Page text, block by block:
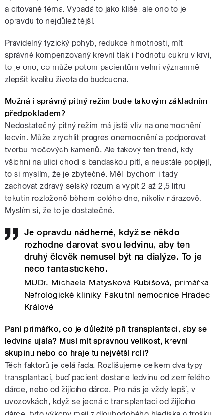
a citované téma. Vypadá to jako klišé, ale ono to je
opravdu to nejdůležitější.
Pravidelný fyzický pohyb, redukce hmotnosti, mít
správně kompenzovaný krevní tlak i hodnotu cukru v krvi,
to je ono, co může potom pacientům velmi významně
zlepšit kvalitu života do budoucna.
Možná i správný pitný režim bude takovým základním
předpokladem?
Nedostatečný pitný režim má jistě vliv na onemocnění
ledvin. Může zrychlit progres onemocnění a podporovat
tvorbu močových kamenů. Ale takový ten trend, kdy
všichni na ulici chodí s bandaskou pití, a neustále popíjejí,
to si myslím, že je zbytečné. Měli bychom i tady
zachovat zdravý selský rozum a vypít 2 až 2,5 litru
tekutin rozloženě během celého dne, nikoliv nárazově.
Myslím si, že to je dostatečné.
Je opravdu nádherné, když se někdo
rozhodne darovat svou ledvinu, aby ten
druhý člověk nemusel být na dialýze. To je
něco fantastického.
MUDr. Michaela Matysková Kubišová, primářka
Nefrologické kliniky Fakultní nemocnice Hradec
Králové
Paní primářko, co je důležité při transplantaci, aby se
ledvina ujala? Musí mít správnou velikost, krevní
skupinu nebo co hraje tu největší roli?
Těch faktorů je celá řada. Rozlišujeme celkem dva typy
transplantací, buď pacient dostane ledvinu od zemřelého
dárce, nebo od žijícího dárce. Pro nás je vždy lepší, v
uvozovkách, když se jedná o transplantaci od žijícího